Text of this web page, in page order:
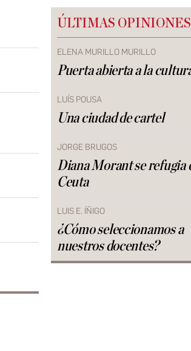
ÚLTIMAS OPINIONES
ELENA MURILLO MURILLO
Puerta abierta a la
LUÍS POUSA
Una ciudad de cartel
JORGE BRUGOS
Diana Morant se refugia
Ceuta
LUIS E. ÍÑIGO
¿Cómo seleccionamos a
nuestros docentes?